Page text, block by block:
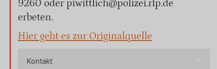
9260 oder piwittlich@polizei.rlp.de
erbeten.
Hier geht es zur Originalquelle
Kontakt